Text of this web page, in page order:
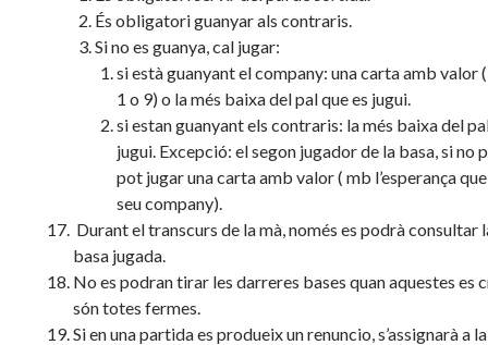
És obligatori guanyar als contraris.
Si no es guanya, cal jugar:
si està guanyant el company: una carta amb valor
1 o 9) o la més baixa del pal que es jugui.
si estan guanyant els contraris: la més baixa del
jugui. Excepció: el segon jugador de la basa, si no
pot jugar una carta amb valor ( mb l’esperança
seu company).
Durant el transcurs de la mà, només es podrà consultar
basa jugada.
No es podran tirar les darreres bases quan aquestes es
són totes fermes.
Si en una partida es produeix un renuncio, s’assignarà a